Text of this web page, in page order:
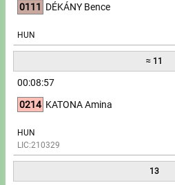
0111 DÉKÁNY Bence
HUN
≈ 11
00:08:57
0214 KATONA Amina
HUN
LIC:210329
13